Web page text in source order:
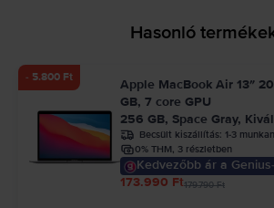
Hasonló
- 5.800 Ft
Apple MacBook Air 13″
GB, 7 core GPU
256 GB, Space Gray,
Becsült kiszállítás: 1-3
0% THM, 3 részletben
Kedvezőbb ár a
173.990 Ft179.790 Ft